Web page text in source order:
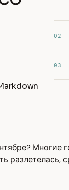
02
03
разлетелась,